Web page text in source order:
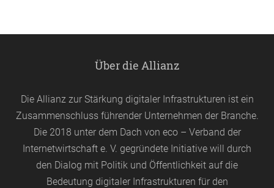
Über die Allianz
Die Allianz zur Stärkung digitaler Infrastrukturen ist ein
Zusammenschluss führender Unternehmen der Branche.
Die 2018 unter dem Dach von eco– Verband der
Internetwirtschaft e. V. gegründete Initiative will durch
den Dialog mit Politik und Öffentlichkeit auf die
Bedeutung digitaler Infrastrukturen für den